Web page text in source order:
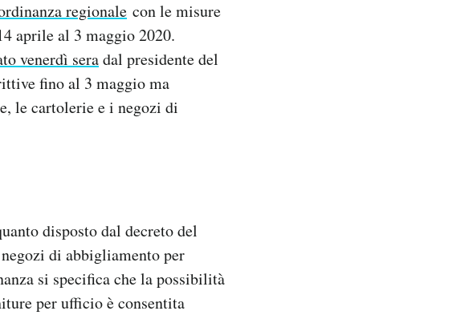
regionale con le misure
aprile al 3 maggio 2020.
venerdì seradal presidente del
fino al 3 maggio ma
le cartolerie e i negozi di
disposto dal decreto del
di abbigliamento per
si specifica che la possibilità
per ufficio è consentita